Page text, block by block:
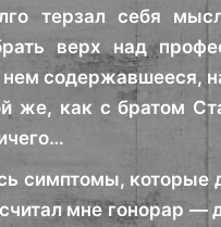
терзал себя
верх над
содержавшееся,
же, как с братом
симптомы,
мне гонорар —